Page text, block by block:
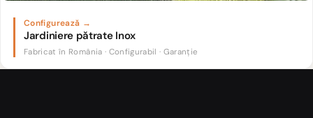
Jardiniere pătrate Inox